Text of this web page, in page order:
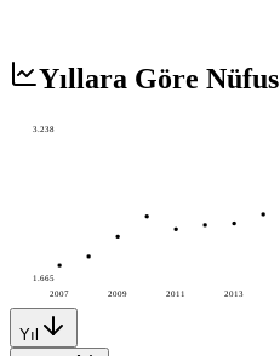
Yıllara Göre Nüfus
2007 2009 2011 2013
3.238
1.665
Yıl